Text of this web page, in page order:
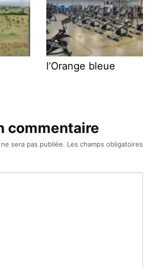
l’Orange bleue
commentaire
sera pas publiée. Les champs obligatoires